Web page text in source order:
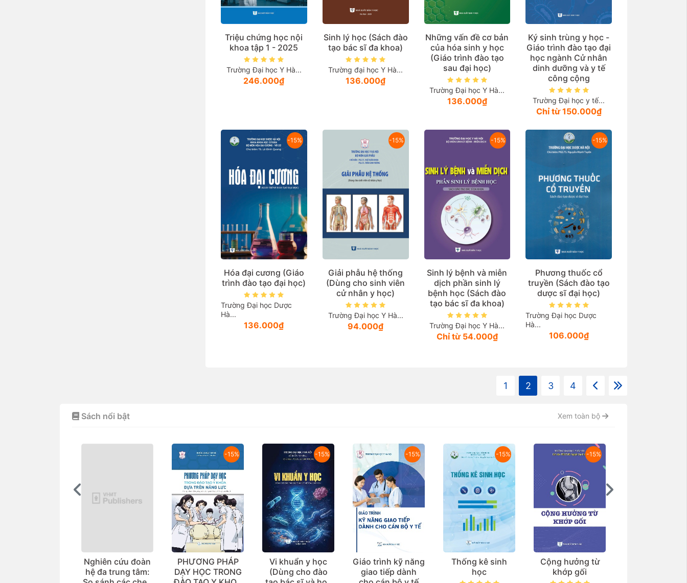
Triệu chứng học nội
khoa tập 1 - 2025
Trường Đại học Y Hà...
246.000₫
Sinh lý học (Sách đào
tạo bác sĩ đa khoa)
Trường đại học Y Hà...
136.000₫
Những vấn đề cơ bản
của hóa sinh y học
(Giáo trình đào tạo
sau đại học)
Trường Đại học Y Hà...
136.000₫
Ký sinh trùng y học -
Giáo trình đào tạo đại
học ngành Cử nhân
dinh dưỡng và y tế
công cộng
Trường Đại học y tế...
Chỉ từ 150.000₫
-15%
Hóa đại cương (Giáo
trình đào tạo đại học)
Trường Đại học Dược
Hà...
136.000₫
-15%
Giải phẫu hệ thống
(Dùng cho sinh viên
cử nhân y học)
Trường Đại học Y Hà...
94.000₫
-15%
Sinh lý bệnh và miễn
dịch phần sinh lý
bệnh học (Sách đào
tạo bác sĩ đa khoa)
Trường Đại học Y Hà...
Chỉ từ 54.000₫
-15%
Phương thuốc cổ
truyền (Sách đào tạo
dược sĩ đại học)
Trường Đại học Dược
Hà...
106.000₫
1 2 3 4
Sách nổi bật Xem toàn bộ
PHƯƠNG PHÁP
DẠY HỌC TRONG
-15%
Vi khuẩn y học
(Dùng cho đào
-15%
Giáo trình kỹ năng
giao tiếp dành
-15%
Thống kê sinh
học
-15%
Cộng hưởng từ
khớp gối
Thẩm mỹ vùng kín
và các bệnh lý liên